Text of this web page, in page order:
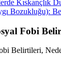
Kıskançlık
Bozukluğu):
Fobi
Belirtileri,